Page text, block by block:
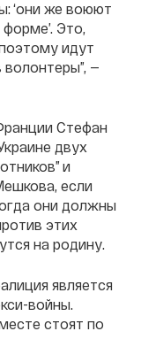
‘они же воюют
Это,
идут
волонтеры”, —
Стефан
двух
и
если
они должны
этих
на родину.
является
войны.
стоят по